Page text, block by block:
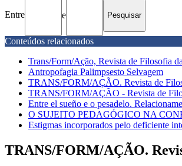
Entre e
Conteúdos relacionados
Trans/Form/Ação, Revista de Filosofia
Antropofagia Palimpsesto Selvagem
TRANS/FORM/AÇÃO. Revista de
TRANS/FORM/AÇÃO - Revista de
Entre el sueño e o pesadelo.
O SUJEITO PEDAGÓGICO NA
Estigmas incorporados pelo deficiente
TRANS/FORM/AÇÃO.